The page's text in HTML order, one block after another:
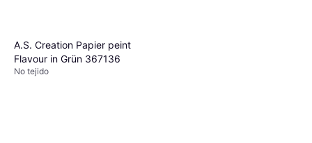
A.S. Creation Papier peint
Flavour in Grün 367136
No tejido